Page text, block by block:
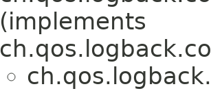
(implements